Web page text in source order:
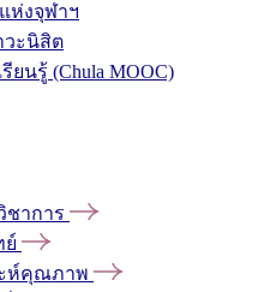
ห่งจุฬาฯ
วะนิสิต
นรู้ (Chula MOOC)
ชาการ
ย์
ะห์คุณภาพ